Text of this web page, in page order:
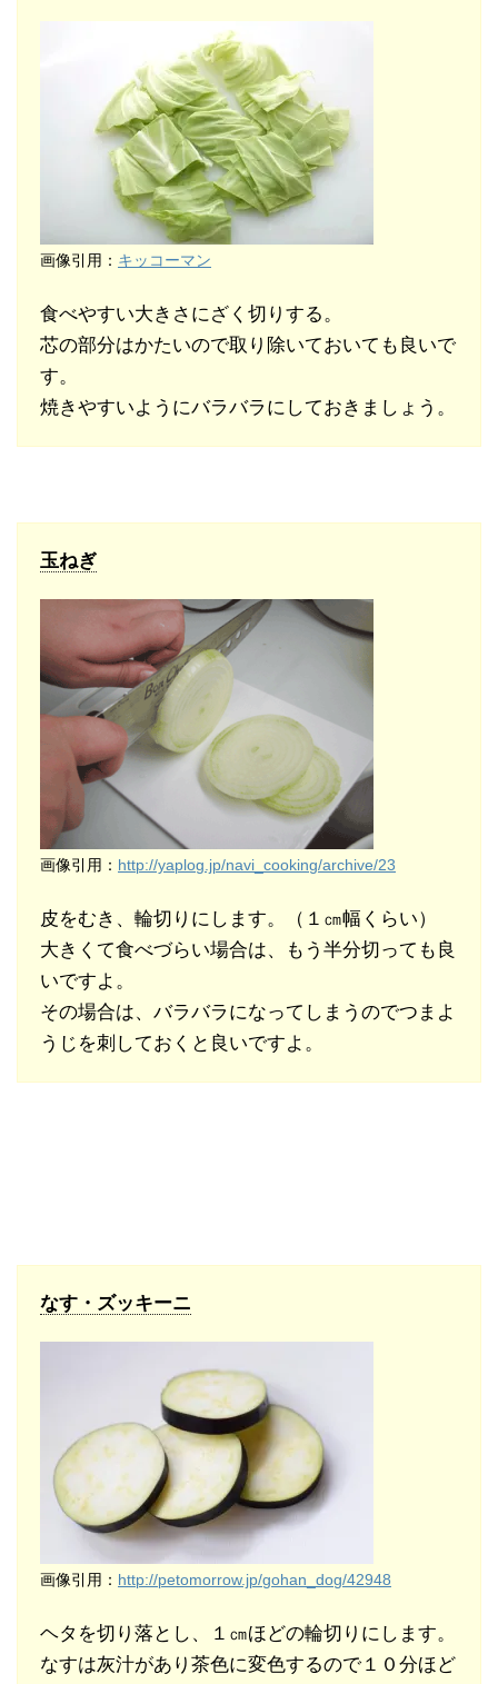
画像引用： キッコーマン
食べやすい大きさにざく切りする。
芯の部分はかたいので取り除いておいても良いで
す。
焼きやすいようにバラバラにしておきましょう。
玉ねぎ
画像引用： http://yaplog.jp/navi_cooking/archive/23
皮をむき、輪切りにします。（１㎝幅くらい）
大きくて食べづらい場合は、もう半分切っても良
いですよ。
その場合は、バラバラになってしまうのでつまよ
うじを刺しておくと良いですよ。
なす・ズッキーニ
画像引用： http://petomorrow.jp/gohan_dog/42948
ヘタを切り落とし、１㎝ほどの輪切りにします。
なすは灰汁があり茶色に変色するので１０分ほど